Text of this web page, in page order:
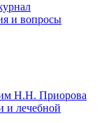
и вопросы
им Н.Н. Приорова
и лечебной